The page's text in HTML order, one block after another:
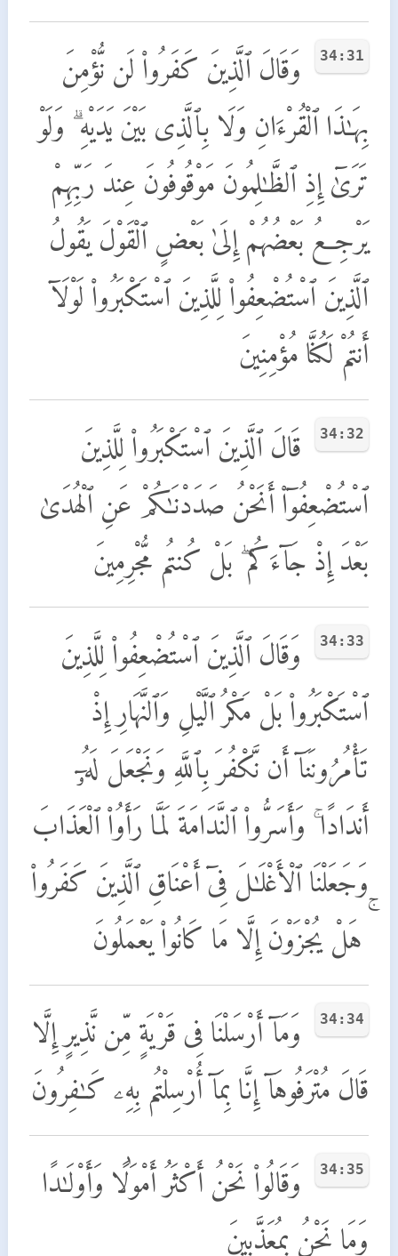
34:31
وَقَالَ ٱلَّذِينَ كَفَرُوا۟ لَن نُّؤْمِنَ
بِهَـٰذَا ٱلْقُرْءَانِ وَلَا بِٱلَّذِى بَيْنَ يَدَيْهِ ۗ وَلَوْ
تَرَىٰٓ إِذِ ٱلظَّـٰلِمُونَ مَوْقُوفُونَ عِندَ رَبِّهِمْ
يَرْجِعُ بَعْضُهُمْ إِلَىٰ بَعْضٍ ٱلْقَوْلَ يَقُولُ
ٱلَّذِينَ ٱسْتُضْعِفُوا۟ لِلَّذِينَ ٱسْتَكْبَرُوا۟ لَوْلَآ
أَنتُمْ لَكُنَّا مُؤْمِنِينَ
34:32
قَالَ ٱلَّذِينَ ٱسْتَكْبَرُوا۟ لِلَّذِينَ
ٱسْتُضْعِفُوٓا۟ أَنَحْنُ صَدَدْنَـٰكُمْ عَنِ ٱلْهُدَىٰ
بَعْدَ إِذْ جَآءَكُم ۖ بَلْ كُنتُم مُّجْرِمِينَ
34:33
وَقَالَ ٱلَّذِينَ ٱسْتُضْعِفُوا۟ لِلَّذِينَ
ٱسْتَكْبَرُوا۟ بَلْ مَكْرُ ٱلَّيْلِ وَٱلنَّهَارِ إِذْ
تَأْمُرُونَنَآ أَن نَّكْفُرَ بِٱللَّهِ وَنَجْعَلَ لَهُۥٓ
أَندَادًا ۚ وَأَسَرُّوا۟ ٱلنَّدَامَةَ لَمَّا رَأَوُا۟ ٱلْعَذَابَ
وَجَعَلْنَا ٱلْأَغْلَـٰلَ فِىٓ أَعْنَاقِ ٱلَّذِينَ كَفَرُوا۟
ۚ هَلْ يُجْزَوْنَ إِلَّا مَا كَانُوا۟ يَعْمَلُونَ
34:34
وَمَآ أَرْسَلْنَا فِى قَرْيَةٍ مِّن نَّذِيرٍ إِلَّا
قَالَ مُتْرَفُوهَآ إِنَّا بِمَآ أُرْسِلْتُم بِهِۦ كَـٰفِرُونَ
34:35
وَقَالُوا۟ نَحْنُ أَكْثَرُ أَمْوَٰلًا وَأَوْلَـٰدًا
وَمَا نَحْنُ بِمُعَذَّبِينَ